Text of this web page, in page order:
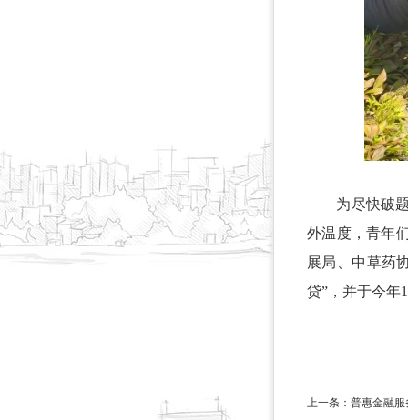
为尽快破题
外温度，青年
展局、中草药
贷”，并于今年
上一条：普惠金融